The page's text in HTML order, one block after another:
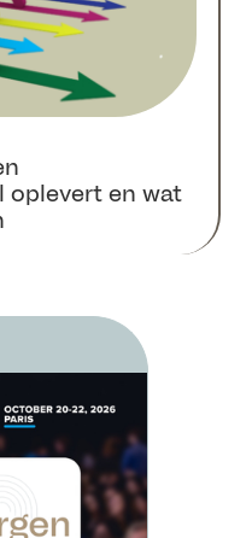
oplevert en wat